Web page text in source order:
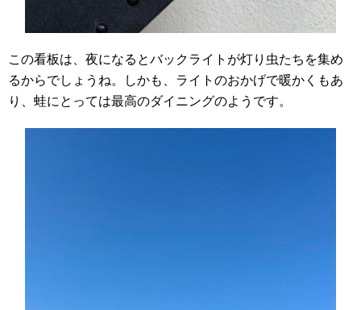
この看板は、夜になるとバックライトが灯り虫たちを集め
るからでしょうね。しかも、ライトのおかげで暖かくもあ
り、蛙にとっては最高のダイニングのようです。